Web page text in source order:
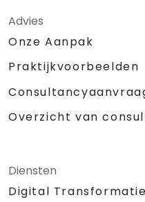
Advies
Onze Aanpak
Praktijkvoorbeelden
Overzicht van
Diensten
Digital Transformatie